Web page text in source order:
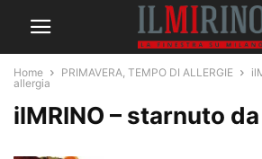
Home PRIMAVERA, TEMPO DI ALLERGIE
allergia
ilMRINO – starnuto